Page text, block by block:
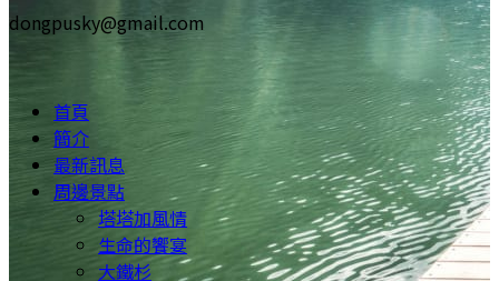
dongpusky@gmail.com
首頁
簡介
最新訊息
周邊景點
塔塔加風情
生命的饗宴
大鐵杉